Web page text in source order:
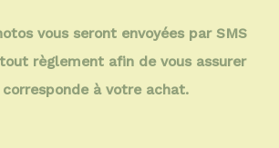
vous seront envoyées par SMS
règlement afin de vous assurer
à votre achat.